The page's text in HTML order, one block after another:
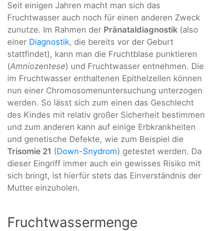
Seit einigen Jahren macht man sich das
Fruchtwasser auch noch für einen anderen Zweck
zunutze. Im Rahmen der Pränataldiagnostik (also
einer Diagnostik, die bereits vor der Geburt
stattfindet), kann man die Fruchtblase punktieren
(Amniozentese) und Fruchtwasser entnehmen. Die
im Fruchtwasser enthaltenen Epithelzellen können
nun einer Chromosomenuntersuchung unterzogen
werden. So lässt sich zum einen das Geschlecht
des Kindes mit relativ großer Sicherheit bestimmen
und zum anderen kann auf einige Erbkrankheiten
und genetische Defekte, wie zum Beispiel die
Trisomie 21 (Down-Snydrom) getestet werden. Da
dieser Eingriff immer auch ein gewisses Risiko mit
sich bringt, ist hierfür stets das Einverständnis der
Mutter einzuholen.
Fruchtwassermenge